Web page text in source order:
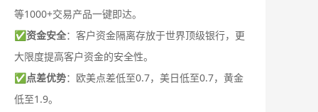
等1000+交易产品一键即达。
✅资金安全：客户资金隔离存放于世界顶级银行，更
大限度提高客户资金的安全性。
✅点差优势：欧美点差低至0.7，美日低至0.7，黄金
低至1.9。